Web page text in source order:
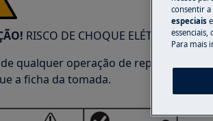
RISCO DE CHOQUE ELÉTRICO
qualquer operação de reparação ou
a ficha da tomada.
consentir
especiais
essenciais,
Para mais